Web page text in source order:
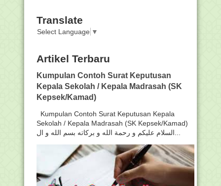
Translate
Select Language ▼
Artikel Terbaru
Kumpulan Contoh Surat Keputusan
Kepala Sekolah / Kepala Madrasah (SK
Kepsek/Kamad)
Kumpulan Contoh Surat Keputusan Kepala
Sekolah / Kepala Madrasah (SK Kepsek/Kamad)
السلام عليكم و رحمة الله و بركاته بسم الله و ال...